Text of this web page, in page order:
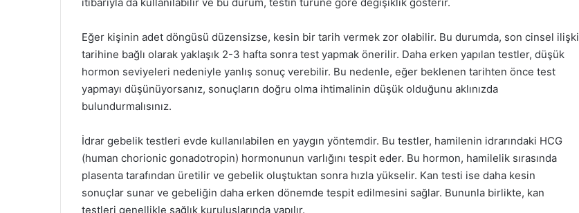
Eğer kişinin adet döngüsü düzensizse, kesin bir tarih vermek zor olabilir. Bu durumda, son cinsel ilişki
tarihine bağlı olarak yaklaşık 2-3 hafta sonra test yapmak önerilir. Daha erken yapılan testler, düşük
hormon seviyeleri nedeniyle yanlış sonuç verebilir. Bu nedenle, eğer beklenen tarihten önce test
yapmayı düşünüyorsanız, sonuçların doğru olma ihtimalinin düşük olduğunu aklınızda
bulundurmalısınız.
İdrar gebelik testleri evde kullanılabilen en yaygın yöntemdir. Bu testler, hamilenin idrarındaki HCG
(human chorionic gonadotropin) hormonunun varlığını tespit eder. Bu hormon, hamilelik sırasında
plasenta tarafından üretilir ve gebelik oluştuktan sonra hızla yükselir. Kan testi ise daha kesin
sonuçlar sunar ve gebeliğin daha erken dönemde tespit edilmesini sağlar. Bununla birlikte, kan
testleri genellikle sağlık kuruluşlarında yapılır.